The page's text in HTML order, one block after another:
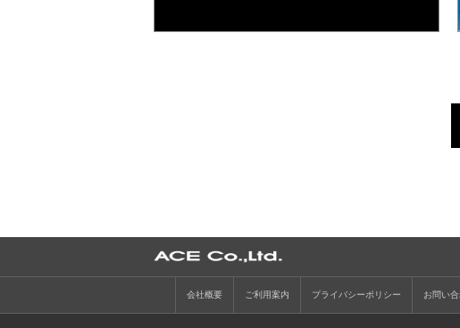
会社概要 ご利用案内 プライバシーポリシー お問い